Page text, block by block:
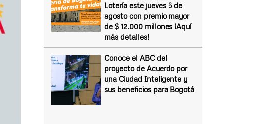
Lotería este jueves 6 de
agosto con premio mayor
de $ 12.000 millones ¡Aquí
más detalles!
Conoce el ABC del
proyecto de Acuerdo por
una Ciudad Inteligente y
sus beneficios para Bogotá